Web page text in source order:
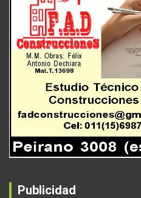
Publicidad